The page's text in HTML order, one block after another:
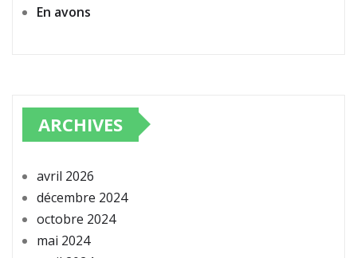
En avons
ARCHIVES
avril 2026
décembre 2024
octobre 2024
mai 2024